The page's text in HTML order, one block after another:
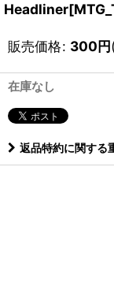
販売価格: 300円
在庫なし
返品特約に関する